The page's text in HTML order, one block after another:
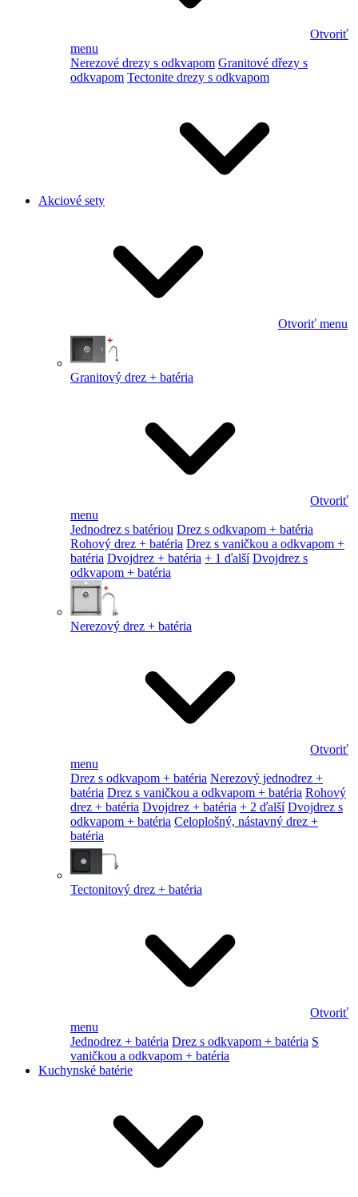
Otvoriť
menu
Nerezové drezy s odkvapom Granitové dřezy s
odkvapom Tectonite drezy s odkvapom
Akciové sety
Otvoriť menu
Granitový drez + batéria
Otvoriť
menu
Jednodrez s batériou Drez s odkvapom + batéria
Rohový drez + batéria Drez s vaničkou a odkvapom +
batéria Dvojdrez + batéria + 1 ďalší Dvojdrez s
odkvapom + batéria
Nerezový drez + batéria
Otvoriť
menu
Drez s odkvapom + batéria Nerezový jednodrez +
batéria Drez s vaničkou a odkvapom + batéria Rohový
drez + batéria Dvojdrez + batéria + 2 ďalší Dvojdrez s
odkvapom + batéria Celoplošný, nástavný drez +
batéria
Tectonitový drez + batéria
Otvoriť
menu
Jednodrez + batéria Drez s odkvapom + batéria S
vaničkou a odkvapom + batéria
Kuchynské batérie